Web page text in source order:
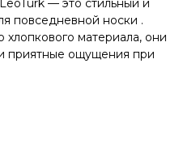
— это стильный и
повседневной носки .
хлопкового материала, они
приятные ощущения при